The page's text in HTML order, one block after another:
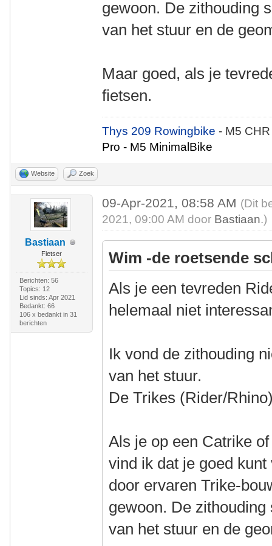
gewoon. De zithouding
van het stuur en de
Maar goed, als je
fietsen.
Thys 209 Rowingbike- M5
Pro - M5 MinimalBike
Website Zoek
Bastiaan
Fietser
Berichten: 56
Topics: 12
Lid sinds: Apr 2021
Bedankt: 66
106 x bedankt in 31
berichten
09-Apr-2021, 08:58 AM (Dit
2021, 09:00 AM door Bastiaan.)
Wim -de roetsende
Als je een tevreden
helemaal niet
Ik vond de zithouding
van het stuur.
De Trikes (Rider/
Als je op een Catrike
vind ik dat je goed
door ervaren Trike-
gewoon. De
van het stuur en de